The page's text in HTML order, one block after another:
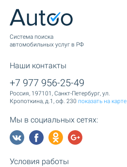
Cистема поиска
автомобильных услуг в РФ
Наши контакты
+7 977 956-25-49
Россия, 197101, Санкт-Петербург, ул.
Кропоткина, д.1, оф. 230 показать на карте
Мы в социальных сетях:
Условия работы